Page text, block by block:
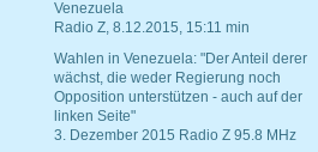
Venezuela
Radio Z, 8.12.2015, 15:11 min
Wahlen in Venezuela: "Der Anteil derer
wächst, die weder Regierung noch
Opposition unterstützen - auch auf der
linken Seite"
3. Dezember 2015 Radio Z 95.8 MHz